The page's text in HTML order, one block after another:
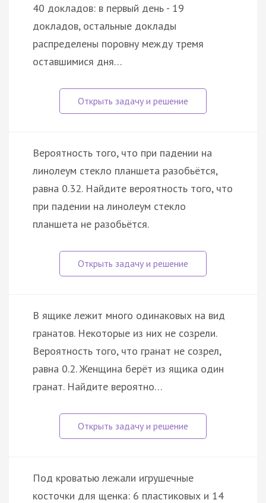
40 докладов: в первый день - 19
докладов, остальные доклады
распределены поровну между тремя
оставшимися дня…
Вероятность того, что при падении на
линолеум стекло планшета разобьётся,
равна 0.32. Найдите вероятность того, что
при падении на линолеум стекло
планшета не разобьётся.
В ящике лежит много одинаковых на вид
гранатов. Некоторые из них не созрели.
Вероятность того, что гранат не созрел,
равна 0.2. Женщина берёт из ящика один
гранат. Найдите вероятно…
Под кроватью лежали игрушечные
косточки для щенка: 6 пластиковых и 14